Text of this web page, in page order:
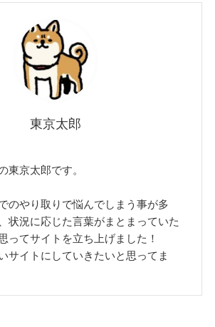
東京太郎
東京太郎です。
のやり取りで悩んでしまう事が多
状況に応じた言葉がまとまっていた
ってサイトを立ち上げました！
サイトにしていきたいと思ってま